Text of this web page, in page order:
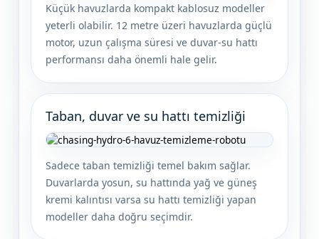
Küçük havuzlarda kompakt kablosuz modeller
yeterli olabilir. 12 metre üzeri havuzlarda güçlü
motor, uzun çalışma süresi ve duvar-su hattı
performansı daha önemli hale gelir.
Taban, duvar ve su hattı temizliği
Sadece taban temizliği temel bakım sağlar.
Duvarlarda yosun, su hattında yağ ve güneş
kremi kalıntısı varsa su hattı temizliği yapan
modeller daha doğru seçimdir.